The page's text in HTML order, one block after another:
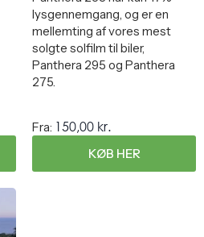
lysgennemgang, og er en
mellemting af vores mest
solgte solfilm til biler,
Panthera 295 og Panthera
275.
Fra: 150,00 kr.
KØB HER